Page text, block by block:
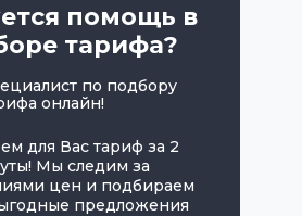
помощь в
тарифа?
по подбору
онлайн!
для Вас тариф за 2
Мы следим за
цен и подбираем
предложения